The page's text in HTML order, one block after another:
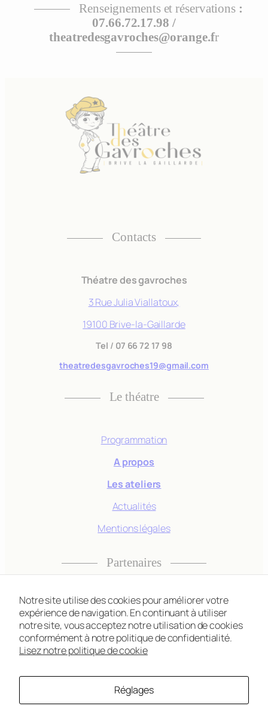
Renseignements et réservations :
07.66.72.17.98 /
theatredesgavroches@orange.fr
Contacts
Théatre des gavroches
3 Rue Julia Viallatoux,
19100 Brive-la-Gaillarde
Tel / 07 66 72 17 98
theatredesgavroches19@gmail.com
Le théatre
Programmation
A propos
Les ateliers
Actualités
Mentions légales
Partenaires
Instagram
Facebook
TikTok
Théatre des Gavroches
Notre site utilise des cookies pour améliorer votre
expérience de navigation. En continuant à utiliser
notre site, vous acceptez notre utilisation de cookies
conformément à notre politique de confidentialité.
Lisez notre politique de cookie
Réglages
Nécessaire
fonctionnement
Afin que nous
puissions
améliorer la
fonctionnalité
structure du
fonction de la
utilisé.
Experience
Afin que notre
site Web
aussi bien que
de votre visite.
cookies,
certaines
fonctionnalités
disparaîtront
Marketing